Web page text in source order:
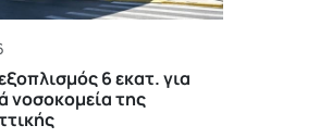
6 εκατ. για
νοσοκομεία της